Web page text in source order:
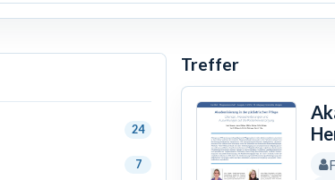
24
7
Treffer